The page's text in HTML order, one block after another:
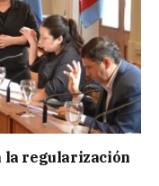
la regularización